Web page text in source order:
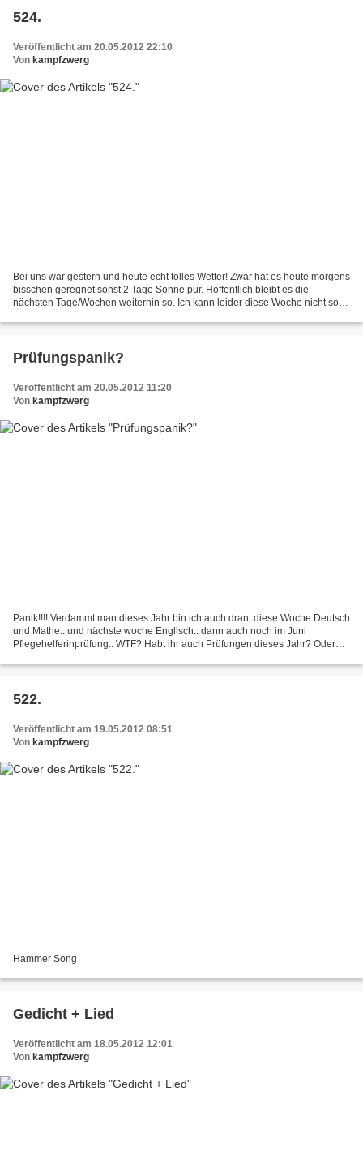
524.
Veröffentlicht am 20.05.2012 22:10
Von kampfzwerg
Bei uns war gestern und heute echt tolles Wetter! Zwar hat es heute morgens
bisschen geregnet sonst 2 Tage Sonne pur. Hoffentlich bleibt es die
nächsten Tage/Wochen weiterhin so. Ich kann leider diese Woche nicht so
Prüfungspanik?
Veröffentlicht am 20.05.2012 11:20
Von kampfzwerg
Panik!!!! Verdammt man dieses Jahr bin ich auch dran, diese Woche Deutsch
und Mathe.. und nächste woche Englisch.. dann auch noch im Juni
Pflegehelferinprüfung.. WTF? Habt ihr auch Prüfungen dieses Jahr? Oder
522.
Veröffentlicht am 19.05.2012 08:51
Von kampfzwerg
Hammer Song
Gedicht + Lied
Veröffentlicht am 18.05.2012 12:01
Von kampfzwerg